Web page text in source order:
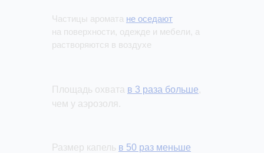
Частицы аромата не оседают
на поверхности, одежде и мебели, а
растворяются в воздухе
Размер капель в 50 раз меньше
Площадь охвата в 3 раза больше,
чем у аэрозоля.